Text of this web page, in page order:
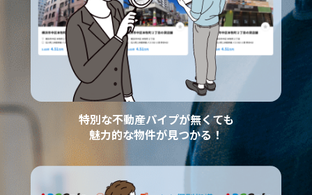
特別な不動産パイプが無くても
魅力的な物件が見つかる！